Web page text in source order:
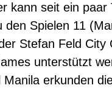
kann seit ein paar
den Spielen 11
Stefan Feld City
unterstützt
Manila erkunden